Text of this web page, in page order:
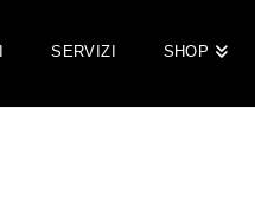
SERVIZI SHOP